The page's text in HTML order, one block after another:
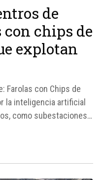
de
con chips de
explotan
Farolas con Chips de
la inteligencia artificial
como subestaciones y
calle, convirtiendo